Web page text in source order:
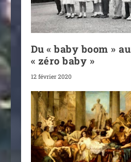
Du « baby boom » au
« zéro baby »
12 février 2020